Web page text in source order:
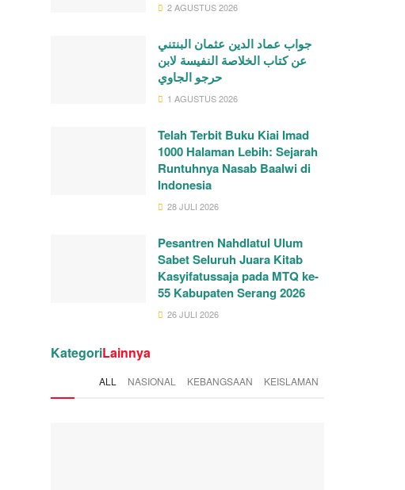
2 AGUSTUS 2026
جواب عماد الدين عثمان البنتني
عن كتاب الخلاصة النفيسة لابن
حرجو الجاوي
1 AGUSTUS 2026
Telah Terbit Buku Kiai Imad
1000 Halaman Lebih: Sejarah
Runtuhnya Nasab Baalwi di
Indonesia
28 JULI 2026
Pesantren Nahdlatul Ulum
Sabet Seluruh Juara Kitab
Kasyifatussaja pada MTQ ke-
55 Kabupaten Serang 2026
26 JULI 2026
KategoriLainnya
ALL NASIONAL KEBANGSAAN KEISLAMAN